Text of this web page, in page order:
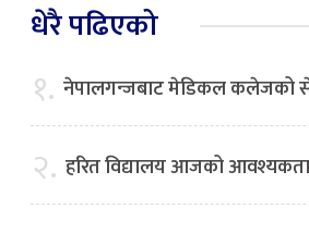
धेरै पढिएको
१. नेपालगन्जबाट मेडिकल कलेजको
२. हरित विद्यालय आजको आवश्यकता